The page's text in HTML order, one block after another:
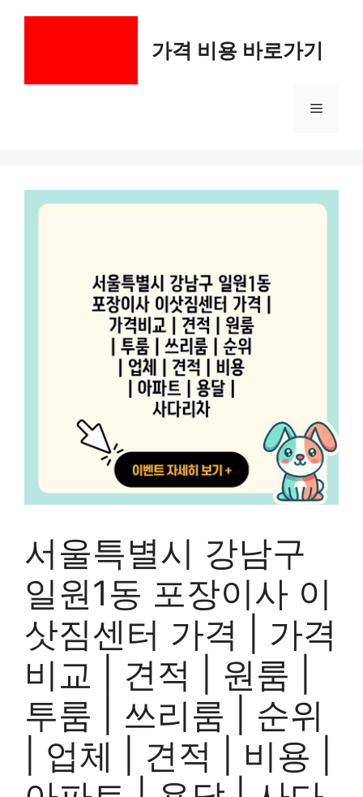
가격 비용 바로가기
메
서울특별시 강남구
일원1동 포장이사 이
삿짐센터 가격 | 가격
비교 | 견적 | 원룸 |
투룸 | 쓰리룸 | 순위
| 업체 | 견적 | 비용 |